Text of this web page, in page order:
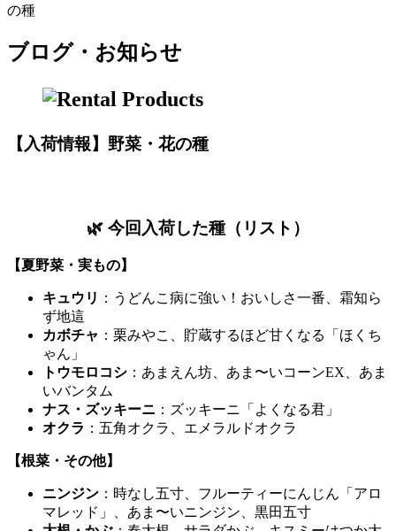
の種
ブログ・お知らせ
【入荷情報】野菜・花の種
🌿 今回入荷した種（リスト）
【夏野菜・実もの】
キュウリ ：うどんこ病に強い！おいしさ一番、霜知ら
ず地這
カボチャ ：栗みやこ、貯蔵するほど甘くなる「ほくち
ゃん」
トウモロコシ ：あまえん坊、あま〜いコーンEX、あま
いバンタム
ナス・ズッキーニ ：ズッキーニ「よくなる君」
オクラ ：五角オクラ、エメラルドオクラ
【根菜・その他】
ニンジン ：時なし五寸、フルーティーにんじん「アロ
マレッド」、あま〜いニンジン、黒田五寸